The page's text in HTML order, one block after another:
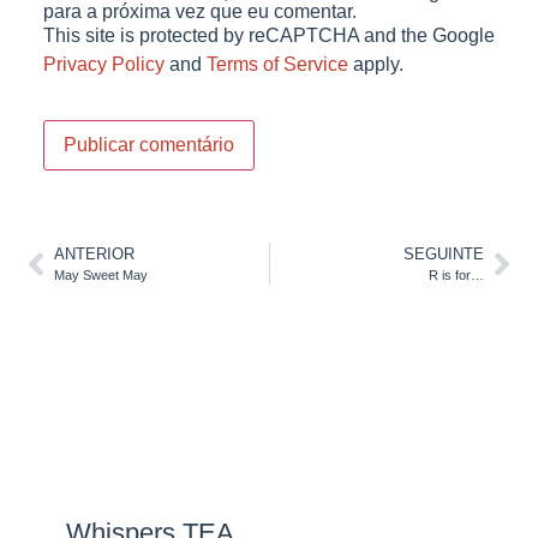
para a próxima vez que eu comentar.
This site is protected by reCAPTCHA and the Google
Privacy Policyand Terms of Serviceapply.
ANTERIOR
May Sweet May
SEGUINTE
R is for…